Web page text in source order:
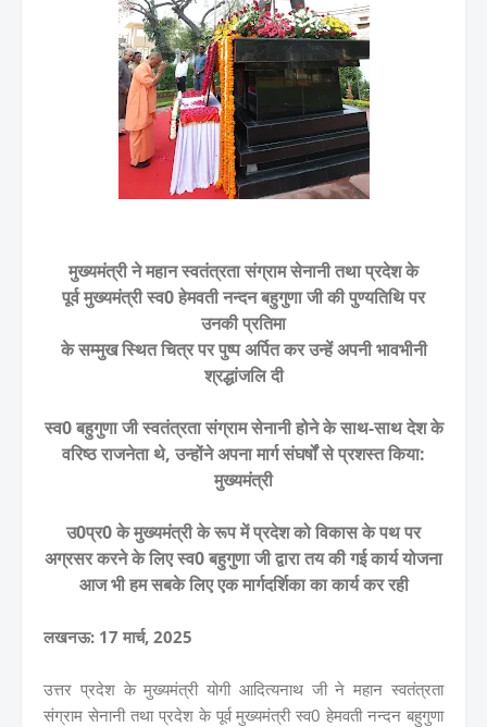
मुख्यमंत्री ने महान स्वतंत्रता संग्राम सेनानी तथा प्रदेश के
पूर्व मुख्यमंत्री स्व0 हेमवती नन्दन बहुगुणा जी की पुण्यतिथि पर
उनकी प्रतिमा
के सम्मुख स्थित चित्र पर पुष्प अर्पित कर उन्हें अपनी भावभीनी
श्रद्धांजलि दी
स्व0 बहुगुणा जी स्वतंत्रता संग्राम सेनानी होने के साथ-साथ देश के
वरिष्ठ राजनेता थे, उन्होंने अपना मार्ग संघर्षों से प्रशस्त किया:
मुख्यमंत्री
उ0प्र0 के मुख्यमंत्री के रूप में प्रदेश को विकास के पथ पर
अग्रसर करने के लिए स्व0 बहुगुणा जी द्वारा तय की गई कार्य योजना
आज भी हम सबके लिए एक मार्गदर्शिका का कार्य कर रही
लखनऊ: 17 मार्च, 2025
उत्तर प्रदेश के मुख्यमंत्री योगी आदित्यनाथ जी ने महान स्वतंत्रता
संग्राम सेनानी तथा प्रदेश के पूर्व मुख्यमंत्री स्व0 हेमवती नन्दन बहुगुणा